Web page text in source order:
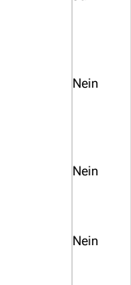
Nein
Nein
Nein